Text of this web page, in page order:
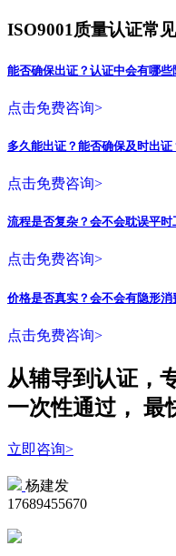
ISO9001质量认证常
能否确保出证？认证中会有哪些
点击免费咨询>
多久能出证？能否确保及时出证
点击免费咨询>
流程是否复杂？会不会耽误平时
点击免费咨询>
价格是否真实？会不会有隐形消
点击免费咨询>
从辅导到认证，
一次性通过， 最
立即咨询>
杨建发
17689455670